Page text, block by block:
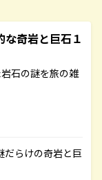
奇岩と巨石１
石の謎を旅の雑
だらけの奇岩と巨